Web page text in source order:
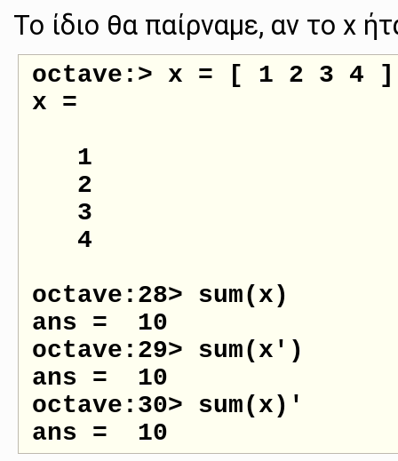
Το ίδιο θα παίρναμε, αν το x
octave:> x = [ 1 2 3 4
x =
octave:28> sum(x)
ans =  10
octave:29> sum(x')
ans =  10
octave:30> sum(x)'